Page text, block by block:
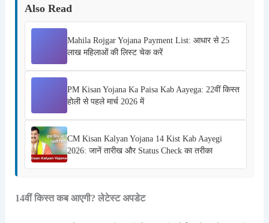
Also Read
Mahila Rojgar Yojana Payment List: आधार से 25
लाख महिलाओं की लिस्ट चेक करें
PM Kisan Yojana Ka Paisa Kab Aayega: 22वीं किस्त
होली से पहले मार्च 2026 में
CM Kisan Kalyan Yojana 14 Kist Kab Aayegi
2026: जानें तारीख और Status Check का तरीका
14वीं किस्त कब आएगी? लेटेस्ट अपडेट